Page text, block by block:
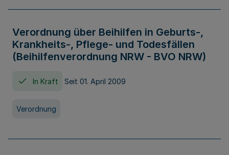
Verordnung über Beihilfen in Geburts-,
Krankheits-, Pflege- und Todesfällen
(Beihilfenverordnung NRW - BVO NRW)
In Kraft Seit 01. April 2009
Verordnung